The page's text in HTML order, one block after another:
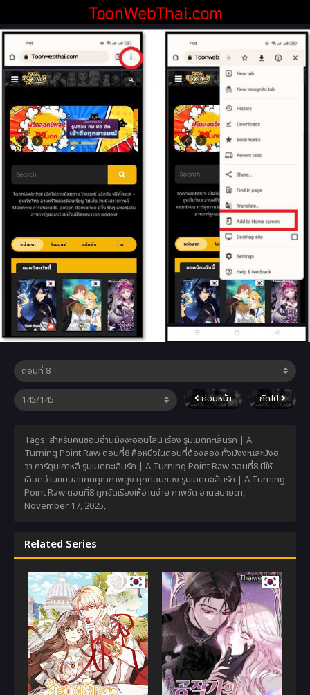
ก่อนหน้า ถัดไป
Tags: สำหรับคนชอบอ่านมังงะออนไลน์ เรื่อง รูมเมตทะเล้นรัก | A
Turning Point Raw ตอนที่8 คือหนึ่งในตอนที่ต้องลอง ทั้งมังงะและมังฮ
วา การ์ตูนเกาหลี รูมเมตทะเล้นรัก | A Turning Point Raw ตอนที่8 มีให้
เลือกอ่านแบบสแกนคุณภาพสูง ทุกตอนของ รูมเมตทะเล้นรัก | A Turning
Point Raw ตอนที่8 ถูกจัดเรียงให้อ่านง่าย ภาพชัด อ่านสบายตา,
November 17, 2025,
Related Series